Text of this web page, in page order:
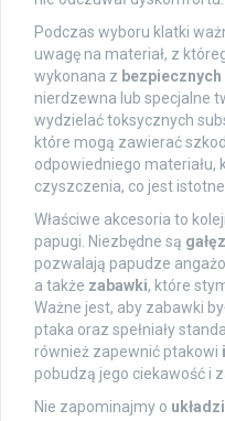
Podczas wyboru klatki
uwagę na materiał, z
wykonana z
nierdzewna lub specjalne
wydzielać toksycznych
które mogą zawierać
odpowiedniego materiału,
czyszczenia, co jest
Właściwe akcesoria to
papugi. Niezbędne są
pozwalają papudze
a także zabawki, które
Ważne jest, aby zabawki
ptaka oraz spełniały
również zapewnić ptakowi
pobudzą jego ciekawość i
Nie zapominajmy o